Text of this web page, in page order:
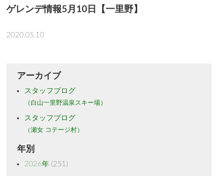
ゲレンデ情報5月10日【一里野】
2020.05.10
アーカイブ
スタッフブログ
（白山一里野温泉スキー場）
スタッフブログ
（瀬女 コテージ村）
年別
2026年(251)